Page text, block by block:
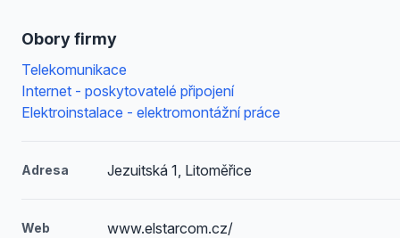
Obory firmy
Telekomunikace
Internet - poskytovatelé připojení
Elektroinstalace - elektromontážní práce
Adresa Jezuitská 1, Litoměřice
Web www.elstarcom.cz/